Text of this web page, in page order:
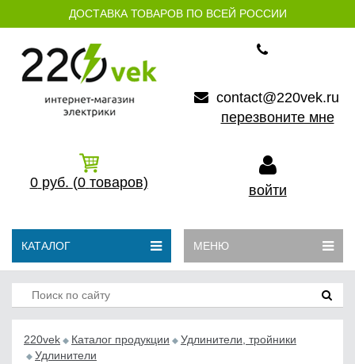
ДОСТАВКА ТОВАРОВ ПО ВСЕЙ РОССИИ
contact@220vek.ru
перезвоните мне
0 руб. (0 товаров) войти
КАТАЛОГ МЕНЮ
220vek Каталог продукции
Удлинители, тройники
Удлинители